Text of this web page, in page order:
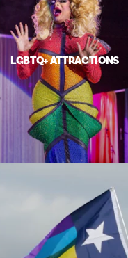
LGBTQ+ ATTRACTIONS